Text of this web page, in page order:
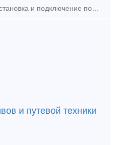
Снегочист С-16 (бабочка). Установка и подключение подъёмного механизма ножей. Стоимость 280 000 рублей. Доставка в стоимость не включена.
и путевой техники